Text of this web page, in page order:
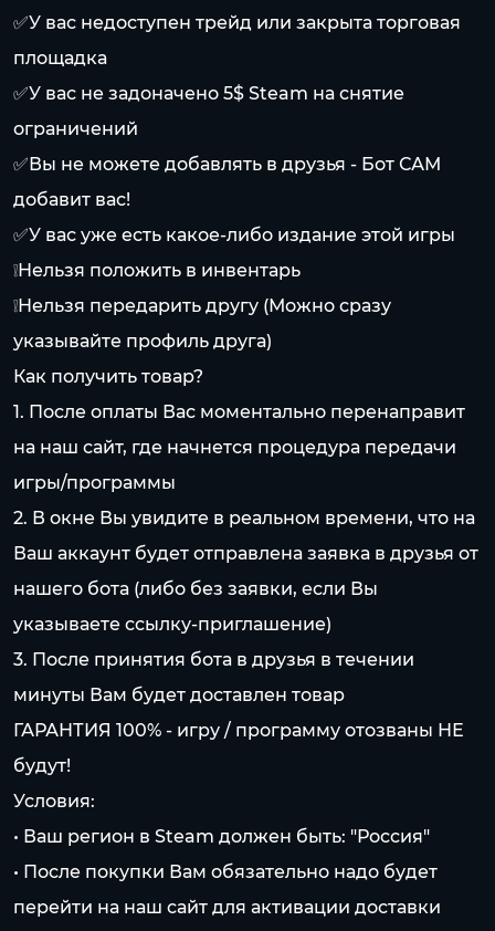
✅У вас недоступен трейд или закрыта торговая
площадка
✅У вас не задоначено 5$ Steam на снятие
ограничений
✅Вы не можете добавлять в друзья - Бот САМ
добавит вас!
✅У вас уже есть какое-либо издание этой игры
❕Нельзя положить в инвентарь
❕Нельзя передарить другу (Можно сразу
указывайте профиль друга)
Как получить товар?
1. После оплаты Вас моментально перенаправит
на наш сайт, где начнется процедура передачи
игры/программы
2. В окне Вы увидите в реальном времени, что на
Ваш аккаунт будет отправлена заявка в друзья от
нашего бота (либо без заявки, если Вы
указываете ссылку-приглашение)
3. После принятия бота в друзья в течении
минуты Вам будет доставлен товар
ГАРАНТИЯ 100% - игру / программу отозваны НЕ
будут!
Условия:
• Ваш регион в Steam должен быть: "Россия"
• После покупки Вам обязательно надо будет
перейти на наш сайт для активации доставки